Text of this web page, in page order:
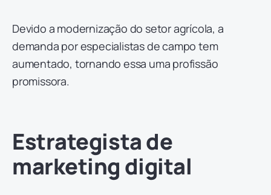
Devido a modernização do setor agrícola, a
demanda por especialistas de campo tem
aumentado, tornando essa uma profissão
promissora.
Estrategista de
marketing digital